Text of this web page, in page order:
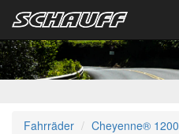
Fahrräder Cheyenne® 1200